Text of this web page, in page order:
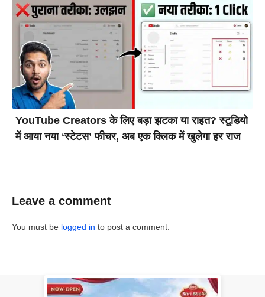
YouTube Creators के लिए बड़ा झटका या राहत? स्टूडियो
में आया नया ‘स्टेटस’ फीचर, अब एक क्लिक में खुलेगा हर राज
Leave a comment
You must be logged in to post a comment.